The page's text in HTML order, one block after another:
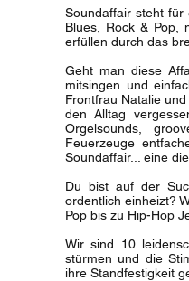
Soundaffair steht
Blues, Rock & Pop,
erfüllen durch das
Geht man diese
mitsingen und
Frontfrau Natalie
den Alltag
Orgelsounds,
Feuerzeuge
Soundaffair... eine
Du bist auf der
ordentlich einheizt?
Pop bis zu Hip-Hop
Wir sind 10
stürmen und die
ihre Standfestigkeit